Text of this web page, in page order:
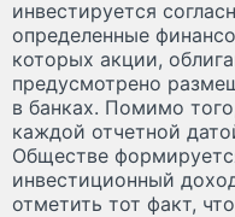
инвестируется
определенные
которых акции,
предусмотрено
в банках. Помимо
каждой отчетной
Обществе
инвестиционный
отметить тот факт, что